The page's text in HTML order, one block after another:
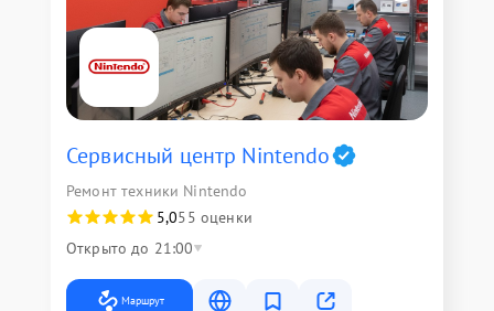
Сервисный центр Nintendo
Ремонт техники Nintendo
5,055 оценки
Открыто до 21:00
Маршрут